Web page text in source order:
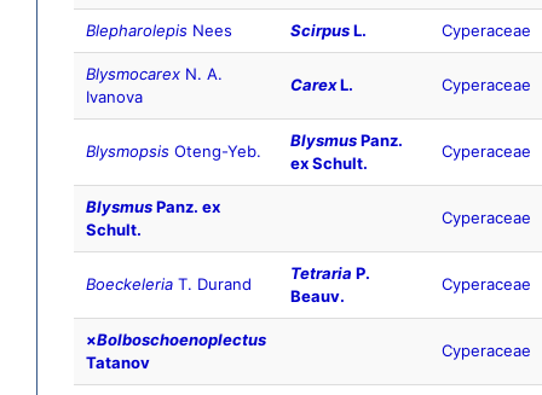
Blepharolepis Nees ScirpusL. Cyperaceae
Blysmocarex N. A.
Ivanova
CarexL. Cyperaceae
Blysmopsis Oteng-Yeb.
BlysmusPanz.
ex Schult.
Cyperaceae
BlysmusPanz. ex
Schult.
Cyperaceae
Boeckeleria T. Durand
Tetraria P.
Beauv.
Cyperaceae
×Bolboschoenoplectus
Tatanov
Cyperaceae